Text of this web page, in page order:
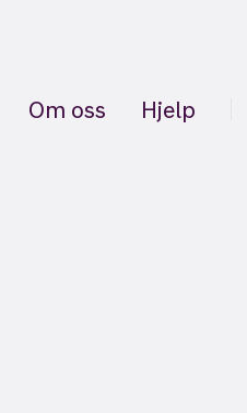
Om oss Hjelp